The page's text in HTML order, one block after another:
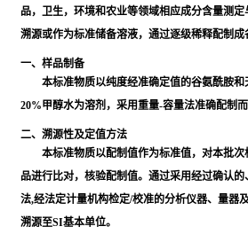
品，卫生，环境和农业等领域相应成分含量测
溯源或作为标准储备溶液，通过逐级稀释配制成
一、样品制备
本标准物质以纯度经准确定值的谷氨酰胺
20%甲醇水为溶剂，采用重量-容量法准确配制而
二、溯源性及定值方法
本标准物质以配制值作为标准值，对本批
品进行比对，核验配制值。通过采用经过确认
法,经法定计量机构检定/校准的分析仪器、量器
溯源至SI基本单位。